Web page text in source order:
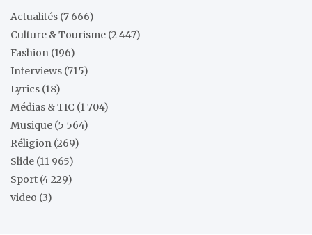
Actualités (7 666)
Culture & Tourisme (2 447)
Fashion (196)
Interviews (715)
Lyrics (18)
Médias & TIC (1 704)
Musique (5 564)
Réligion (269)
Slide (11 965)
Sport (4 229)
video (3)